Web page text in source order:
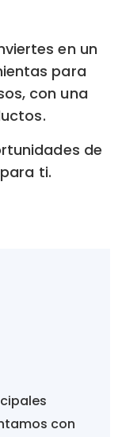
en un
para
con una
de
ti.
con